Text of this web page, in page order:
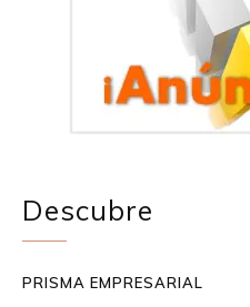
Descubre
PRISMA EMPRESARIAL